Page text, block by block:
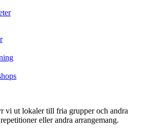
vi ut lokaler till fria grupper och andra
eller andra arrangemang.